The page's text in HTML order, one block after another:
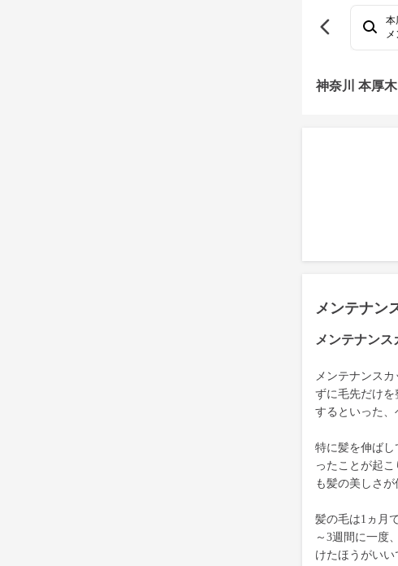
本
神奈川 本厚
メンテナン
メンテナンス
メンテナンス
ずに毛先だけを
するといった、
特に髪を伸ば
ったことが起
も髪の美しさが
髪の毛は1ヵ月
～3週間に一度
けたほうがいい